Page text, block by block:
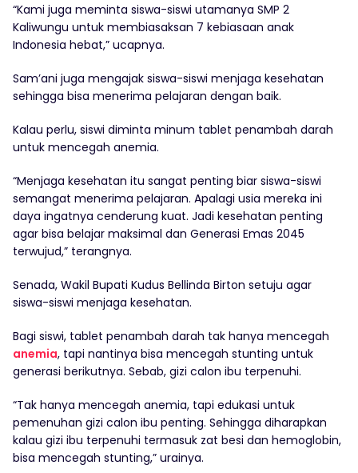
“Kami juga meminta siswa-siswi utamanya SMP 2
Kaliwungu untuk membiasaksan 7 kebiasaan anak
Indonesia hebat,” ucapnya.
Sam’ani juga mengajak siswa-siswi menjaga kesehatan
sehingga bisa menerima pelajaran dengan baik.
Kalau perlu, siswi diminta minum tablet penambah darah
untuk mencegah anemia.
“Menjaga kesehatan itu sangat penting biar siswa-siswi
semangat menerima pelajaran. Apalagi usia mereka ini
daya ingatnya cenderung kuat. Jadi kesehatan penting
agar bisa belajar maksimal dan Generasi Emas 2045
terwujud,” terangnya.
Senada, Wakil Bupati Kudus Bellinda Birton setuju agar
siswa-siswi menjaga kesehatan.
Bagi siswi, tablet penambah darah tak hanya mencegah
anemia, tapi nantinya bisa mencegah stunting untuk
generasi berikutnya. Sebab, gizi calon ibu terpenuhi.
“Tak hanya mencegah anemia, tapi edukasi untuk
pemenuhan gizi calon ibu penting. Sehingga diharapkan
kalau gizi ibu terpenuhi termasuk zat besi dan hemoglobin,
bisa mencegah stunting,” urainya.